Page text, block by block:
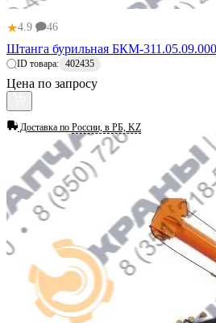
★4.9 46
Штанга бурильная БКМ-
ID товара: 402435
Цена по запросу
Доставка по России, в РБ, KZ